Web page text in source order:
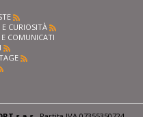
E CURIOSITÀ
E COMUNICATI